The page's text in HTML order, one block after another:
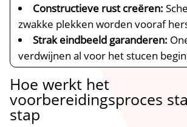
Constructieve rust creëren:
zwakke plekken worden vooraf
Strak eindbeeld garanderen:
verdwijnen al voor het stucen
Hoe werkt het
voorbereidingsproces
stap